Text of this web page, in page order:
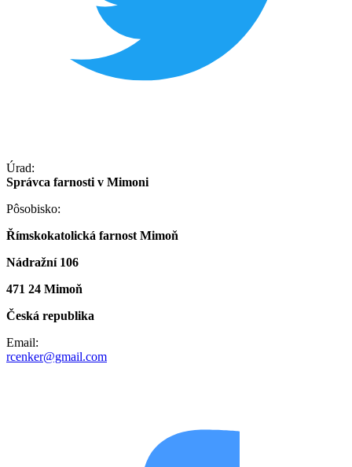
Úrad:
Správca farnosti v Mimoni
Pôsobisko:
Římskokatolická farnost Mimoň
Nádražní 106
471 24 Mimoň
Česká republika
Email:
rcenker@gmail.com